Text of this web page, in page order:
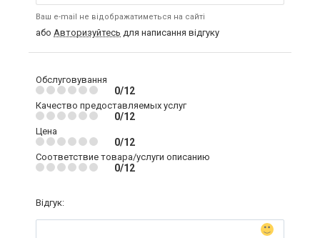
Ваш e-mail не відображатиметься на сайті
або Авторизуйтесь для написання відгуку
Обслуговування
0/12
Качество предоставляемых услуг
0/12
Цена
0/12
Соответствие товара/услуги описанию
0/12
Відгук: